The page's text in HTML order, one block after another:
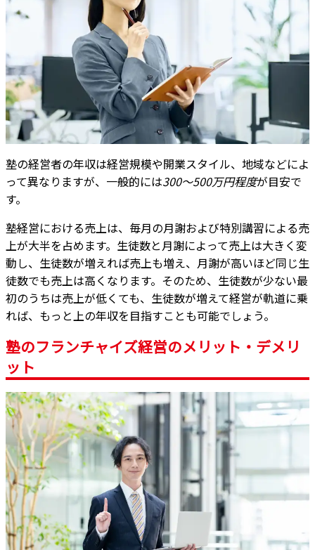
塾の経営者の年収は経営規模や開業スタイル、地域などによ
って異なりますが、一般的には300〜500万円程度が目安で
す。
塾経営における売上は、毎月の月謝および特別講習による売
上が大半を占めます。生徒数と月謝によって売上は大きく変
動し、生徒数が増えれば売上も増え、月謝が高いほど同じ生
徒数でも売上は高くなります。そのため、生徒数が少ない最
初のうちは売上が低くても、生徒数が増えて経営が軌道に乗
れば、もっと上の年収を目指すことも可能でしょう。
塾のフランチャイズ経営のメリット・デメリ
ット